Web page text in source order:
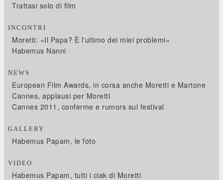
Trattasi solo di film
INCONTRI
Moretti: «Il Papa? È l'ultimo dei miei problemi»
Habemus Nanni
NEWS
European Film Awards, in corsa anche Moretti e Martone
Cannes, applausi per Moretti
Cannes 2011, conferme e rumors sul festival
GALLERY
Habemus Papam, le foto
VIDEO
Habemus Papam, tutti i ciak di Moretti